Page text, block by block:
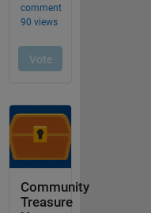
Community
Treasure